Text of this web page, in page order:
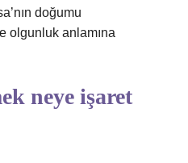
doğumu
olgunluk anlamına
neye işaret